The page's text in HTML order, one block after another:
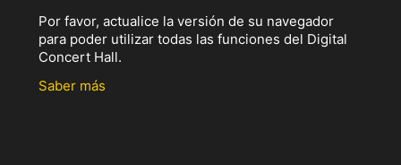
Por favor, actualice la versión de su navegador
para poder utilizar todas las funciones del Digital
Concert Hall.
Saber más